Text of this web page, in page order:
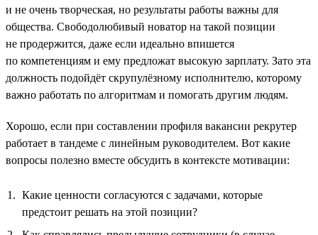
и не очень творческая, но результаты работы важны для
общества. Свободолюбивый новатор на такой позиции
не продержится, даже если идеально впишется
по компетенциям и ему предложат высокую зарплату. Зато эта
должность подойдёт скрупулёзному исполнителю, которому
важно работать по алгоритмам и помогать другим людям.
Хорошо, если при составлении профиля вакансии рекрутер
работает в тандеме с линейным руководителем. Вот какие
вопросы полезно вместе обсудить в контексте мотивации:
Какие ценности согласуются с задачами, которые
предстоит решать на этой позиции?